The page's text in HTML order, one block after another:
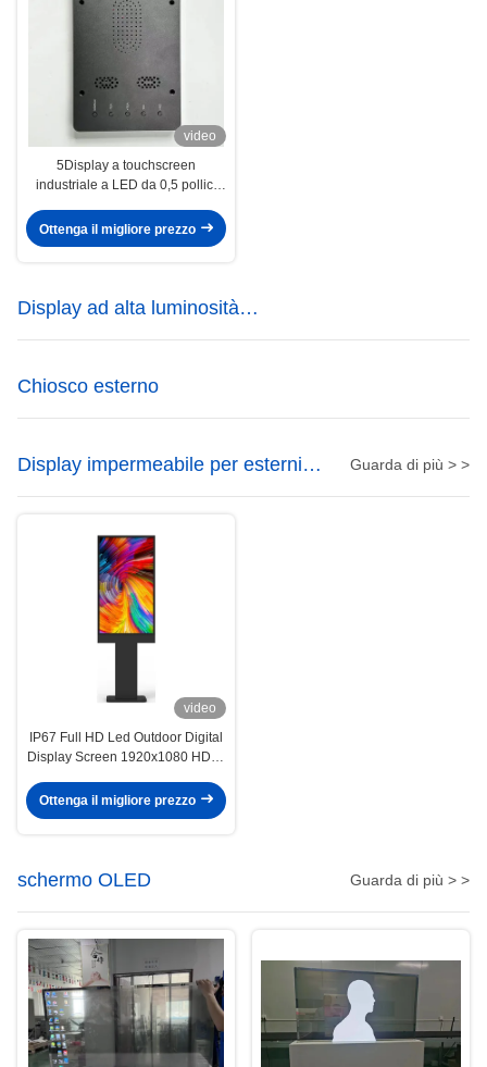
video
5Display a touchscreen
industriale a LED da 0,5 pollici
RoHS
Ottenga il migliore prezzo
Display ad alta luminosità
incorporato
Chiosco esterno
Display impermeabile per esterni
IP67
Guarda di più > >
video
IP67 Full HD Led Outdoor Digital
Display Screen 1920x1080 HDMI
Ottenga il migliore prezzo
schermo OLED Guarda di più > >